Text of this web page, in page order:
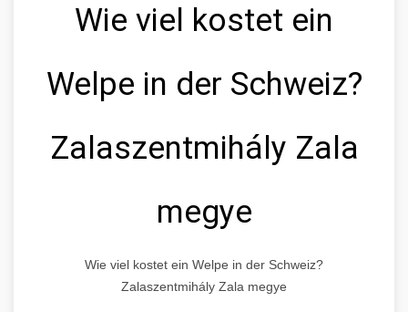
Wie viel kostet ein
Welpe in der Schweiz?
Zalaszentmihály Zala
megye
Wie viel kostet ein Welpe in der Schweiz?
Zalaszentmihály Zala megye